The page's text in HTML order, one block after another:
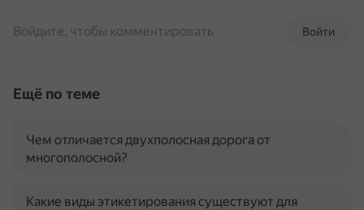
Войти
Войдите, чтобы комментировать
Ещё по теме
Чем отличается двухполосная дорога от
многополосной?
Какие виды этикетирования существуют для